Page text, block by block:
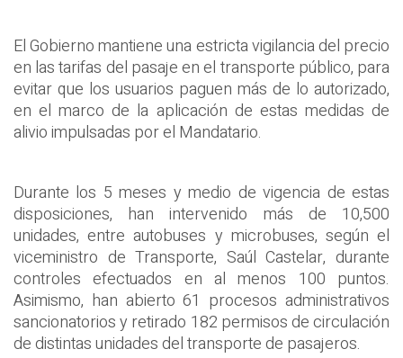
El Gobierno mantiene una estricta vigilancia del precio
en las tarifas del pasaje en el transporte público, para
evitar que los usuarios paguen más de lo autorizado,
en el marco de la aplicación de estas medidas de
alivio impulsadas por el Mandatario.
Durante los 5 meses y medio de vigencia de estas
disposiciones, han intervenido más de 10,500
unidades, entre autobuses y microbuses, según el
viceministro de Transporte, Saúl Castelar, durante
controles efectuados en al menos 100 puntos.
Asimismo, han abierto 61 procesos administrativos
sancionatorios y retirado 182 permisos de circulación
de distintas unidades del transporte de pasajeros.